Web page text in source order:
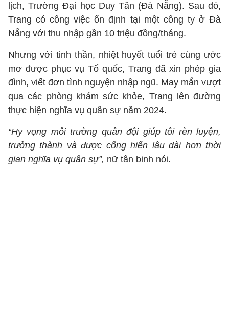
lịch, Trường Đại học Duy Tân (Đà Nẵng). Sau đó,
Trang có công việc ổn định tại một công ty ở Đà
Nẵng với thu nhập gần 10 triệu đồng/tháng.
Nhưng với tinh thần, nhiệt huyết tuổi trẻ cùng ước
mơ được phục vụ Tổ quốc, Trang đã xin phép gia
đình, viết đơn tình nguyện nhập ngũ. May mắn vượt
qua các phòng khám sức khỏe, Trang lên đường
thực hiện nghĩa vụ quân sự năm 2024.
“Hy vọng môi trường quân đội giúp tôi rèn luyện,
trưởng thành vàđược cống hiến lâu dài hơn thời
gian nghĩa vụ quân sự”, nữ tân binh nói.